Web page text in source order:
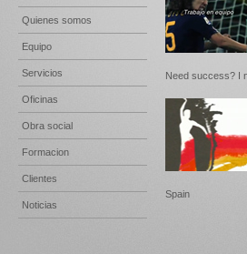
Quienes somos
Equipo
Servicios
Oficinas
Obra social
Formacion
Clientes
Noticias
Need success? I
Spain